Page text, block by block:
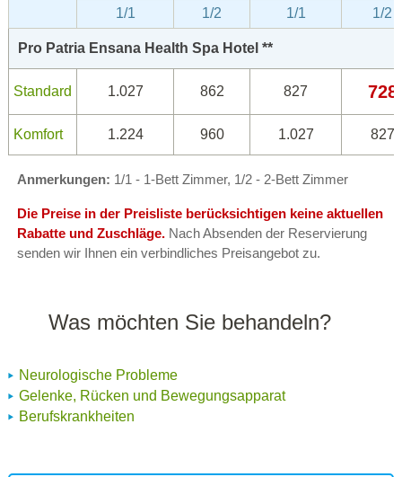
1/1
1/2 1/1 1/2
Pro Patria Ensana Health Spa Hotel **
Standard 1.027 862 827 728
Komfort 1.224 960 1.027 827
Anmerkungen: 1/1 - 1-Bett Zimmer, 1/2 - 2-Bett Zimmer
Die Preise in der Preisliste berücksichtigen keine aktuellen
Rabatte und Zuschläge. Nach Absenden der Reservierung
senden wir Ihnen ein verbindliches Preisangebot zu.
Was möchten Sie behandeln?
Neurologische Probleme
Gelenke, Rücken und Bewegungsapparat
Berufskrankheiten